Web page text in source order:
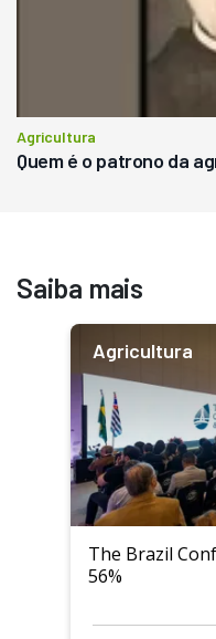
Agricultura
Quem é o patrono da
Saiba mais
Agricultura
The Brazil
56%